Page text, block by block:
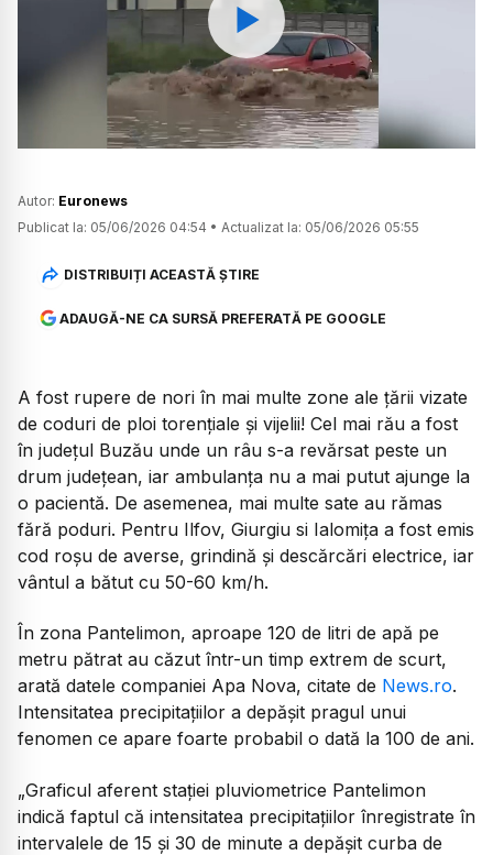
Watch
Autor: Euronews
Publicat la: 05/06/2026 04:54 • Actualizat la: 05/06/2026 05:55
DISTRIBUIȚI ACEASTĂ ȘTIRE
ADAUGĂ-NE CA SURSĂ PREFERATĂ PE GOOGLE
A fost rupere de nori în mai multe zone ale țării vizate
de coduri de ploi torențiale și vijelii! Cel mai rău a fost
în județul Buzău unde un râu s-a revărsat peste un
drum județean, iar ambulanța nu a mai putut ajunge la
o pacientă. De asemenea, mai multe sate au rămas
fără poduri. Pentru Ilfov, Giurgiu si Ialomița a fost emis
cod roșu de averse, grindină și descărcări electrice, iar
vântul a bătut cu 50-60 km/h.
În zona Pantelimon, aproape 120 de litri de apă pe
metru pătrat au căzut într-un timp extrem de scurt,
arată datele companiei Apa Nova, citate de News.ro.
Intensitatea precipitaţiilor a depăşit pragul unui
fenomen ce apare foarte probabil o dată la 100 de ani.
„Graficul aferent staţiei pluviometrice Pantelimon
indică faptul că intensitatea precipitațiilor înregistrate în
intervalele de 15 şi 30 de minute a depăşit curba de